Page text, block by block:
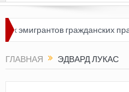
эмигрантов гражданских прав
ГЛАВНАЯ ЭДВАРД ЛУКАС